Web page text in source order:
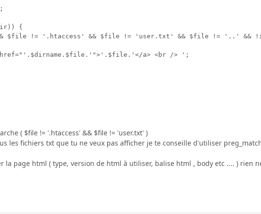
{
$file != '.htaccess' && $file != 'user.txt' && $file != '..' &&
a> <br /> ';
( $file != '.htaccess' && $file != 'user.txt' )
les fichiers txt que tu ne veux pas afficher je te conseille d'utiliser
la page html ( type, version de html à utiliser, balise html , body etc .... ) rien